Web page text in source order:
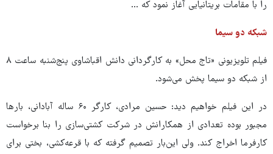
را با مقامات بریتانیایی آغاز نمود که ...
شبکه دو سیما
فیلم تلویزیونی «تاج محل» به کارگردانی دانش اقباشاوی پنج‌شنبه ساعت ‌۸
از شبکه دو سیما پخش می‌شود.
در این فیلم خواهیم دید: حسین مرادی، کارگر ۶۰ ساله‌ آبادانی، بارها
مجبور بوده تعدادی از همکارانش در شرکت کشتی‌سازی را بنا برخواست
کارفرما اخراج کند. ولی این‌بار تصمیم گرفته که با قرعه‌کشی، بختی برای